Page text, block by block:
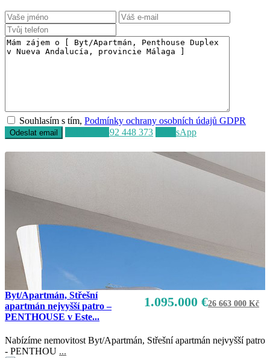
Souhlasím s tím,Podmínky ochrany osobních údajů GDPR
+34 692 448 373 WhatsApp
1.095.000 €26 663 000 Kč
Byt/Apartmán, Střešní
apartmán nejvyšší patro –
PENTHOUSE v Este...
Nabízíme nemovitost Byt/Apartmán, Střešní apartmán nejvyšší patro
- PENTHOU ...